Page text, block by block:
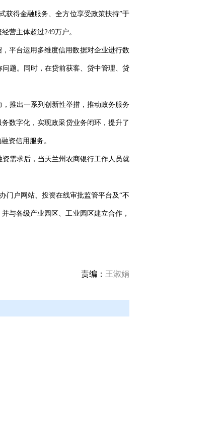
获得金融服务、全方位享受政策扶持”于
营主体超过249万户。
平台运用多维度信用数据对企业进行数
题。同时，在贷前获客、贷中管理、贷
推出一系列创新性举措，推动政务服务
数字化，实现政采贷业务闭环，提升了
资信用服务。
需求后，当天兰州农商银行工作人员就
门户网站、投资在线审批监管平台及“不
与各级产业园区、工业园区建立合作，
责编： 王淑娟